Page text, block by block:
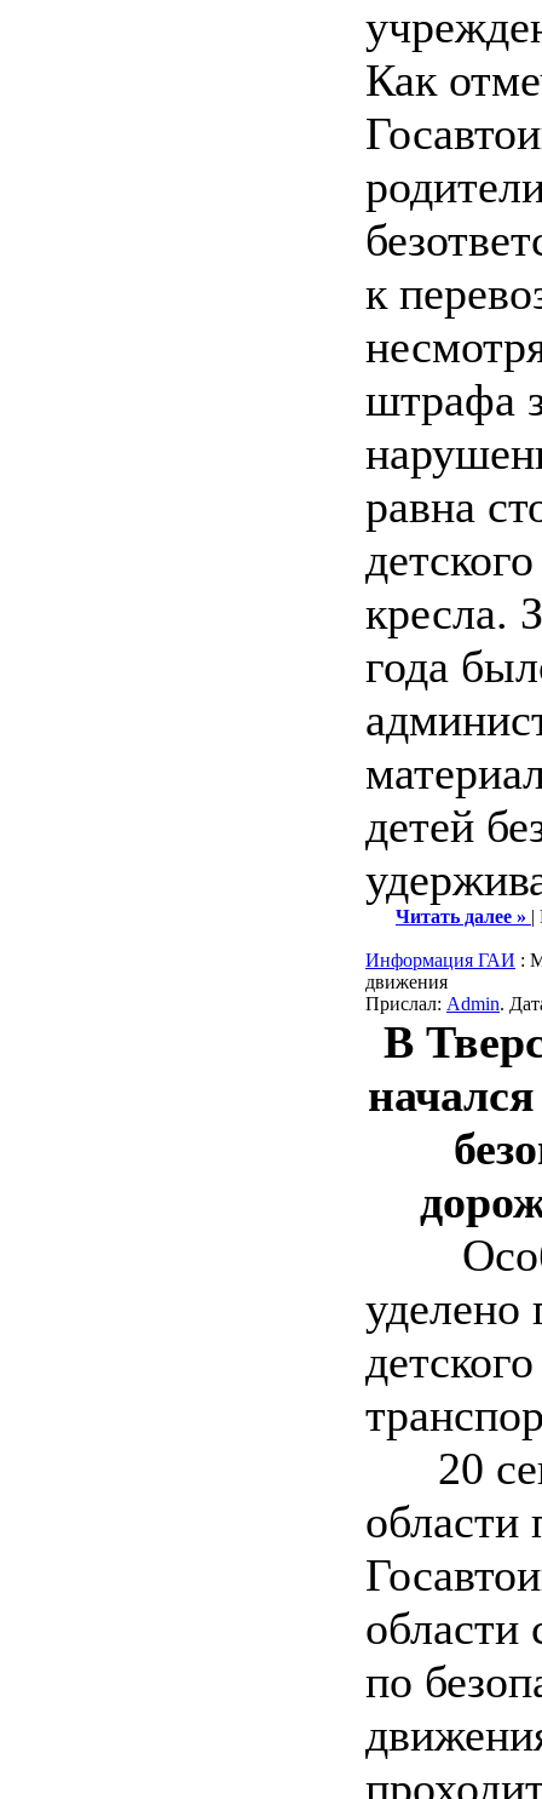
Как
к
штрафа
равна
кресла.
года
детей
Читать далее » |
Информация ГАИ :
движения
Прислал: Admin.
В
20
области
области
по